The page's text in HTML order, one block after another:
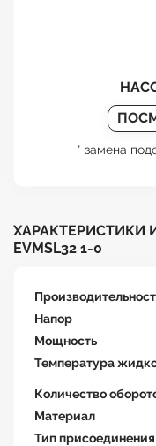
* замена
ХАРАКТЕРИСТИКИ
EVMSL32 1-0
Напор
Мощность
Температура
Количество
Материал
Тип присоединения